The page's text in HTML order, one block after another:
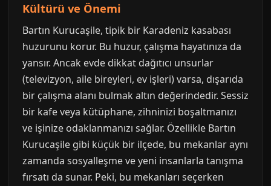
Kültürü ve Önemi
Bartın Kurucaşile, tipik bir Karadeniz kasabası
huzurunu korur. Bu huzur, çalışma hayatınıza da
yansır. Ancak evde dikkat dağıtıcı unsurlar
(televizyon, aile bireyleri, ev işleri) varsa, dışarıda
bir çalışma alanı bulmak altın değerindedir. Sessiz
bir kafe veya kütüphane, zihninizi boşaltmanızı
ve işinize odaklanmanızı sağlar. Özellikle Bartın
Kurucaşile gibi küçük bir ilçede, bu mekanlar aynı
zamanda sosyalleşme ve yeni insanlarla tanışma
fırsatı da sunar. Peki, bu mekanları seçerken